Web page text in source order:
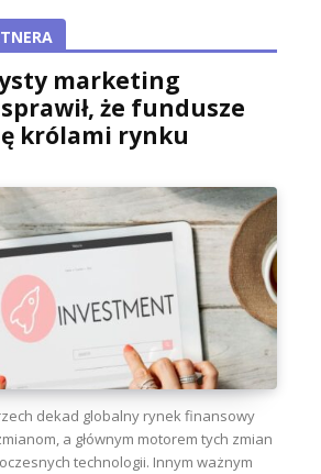
marketing
że fundusze
królami rynku
dekad globalny rynek finansowy
a głównym motorem tych zmian
technologii. Innym ważnym